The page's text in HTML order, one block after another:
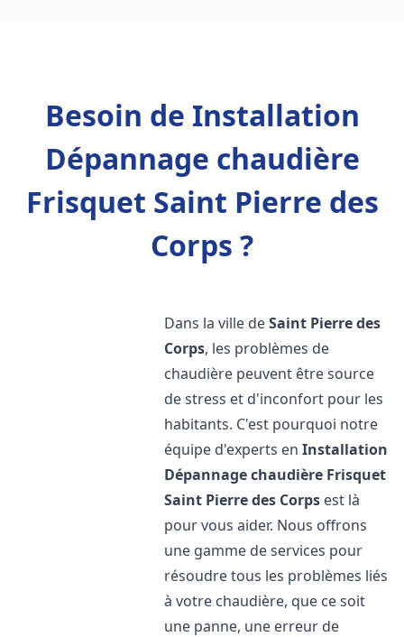
Besoin de Installation
Dépannage chaudière
Frisquet Saint Pierre des
Corps ?
Dans la ville deSaint Pierre des
Corps, les problèmes de
chaudière peuvent être source
de stress et d'inconfort pour les
habitants. C'est pourquoi notre
équipe d'experts enInstallation
Dépannage chaudière Frisquet
Saint Pierre des Corps est là
pour vous aider. Nous offrons
une gamme de services pour
résoudre tous les problèmes liés
à votre chaudière, que ce soit
une panne, une erreur de